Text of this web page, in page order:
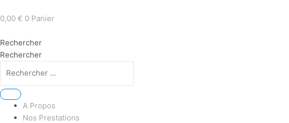
au
0,00 € 0 Panier
Rechercher
Rechercher
A Propos
Nos Prestations
de
de
de
de